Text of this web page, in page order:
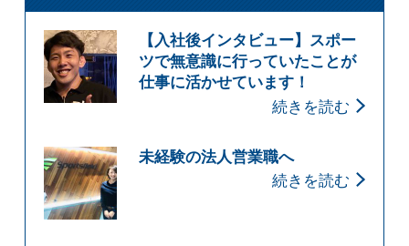
【入社後インタビュー】スポー
ツで無意識に行っていたことが
仕事に活かせています！
続きを読む
未経験の法人営業職へ
続きを読む